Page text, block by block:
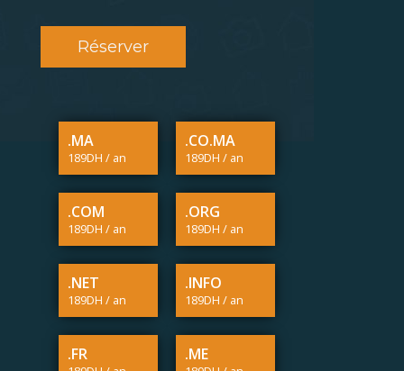
Réserver
.MA
189DH / an
.CO.MA
189DH / an
.COM
189DH / an
.ORG
189DH / an
.NET
189DH / an
.INFO
189DH / an
.FR .ME